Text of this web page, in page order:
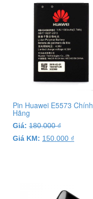
Pin Huawei E5573 Chính
Hãng
Giá: 180.000₫
Giá KM: 150.000 ₫